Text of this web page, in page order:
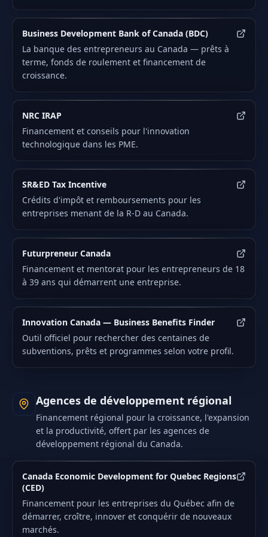
Business Development Bank of Canada (BDC)
La banque des entrepreneurs au Canada — prêts à
terme, fonds de roulement et financement de
croissance.
NRC IRAP
Financement et conseils pour l'innovation
technologique dans les PME.
SR&ED Tax Incentive
Crédits d'impôt et remboursements pour les
entreprises menant de la R-D au Canada.
Futurpreneur Canada
Financement et mentorat pour les entrepreneurs de 18
à 39 ans qui démarrent une entreprise.
Innovation Canada — Business Benefits Finder
Outil officiel pour rechercher des centaines de
subventions, prêts et programmes selon votre profil.
Agences de développement régional
Financement régional pour la croissance, l'expansion
et la productivité, offert par les agences de
développement régional du Canada.
Canada Economic Development for Quebec Regions
(CED)
Financement pour les entreprises du Québec afin de
démarrer, croître, innover et conquérir de nouveaux
marchés.